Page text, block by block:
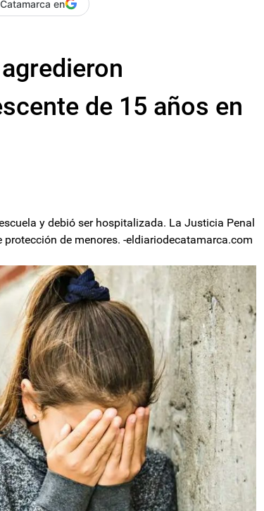
en
de 15 años en
y debió ser hospitalizada. La Justicia Penal
de menores. -eldiariodecatamarca.com